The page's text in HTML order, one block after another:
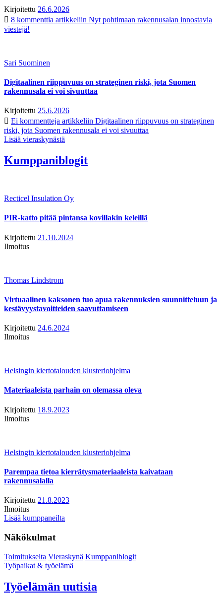
Kirjoitettu 26.6.2026
8 kommenttia artikkeliin Nyt pohtimaan rakennusalan innostavia
viestejä!
Sari Suominen
Digitaalinen riippuvuus on strateginen riski, jota Suomen
rakennusala ei voi sivuuttaa
Kirjoitettu 25.6.2026
Ei kommentteja artikkeliin Digitaalinen riippuvuus on strateginen
riski, jota Suomen rakennusala ei voi sivuuttaa
Lisää vieraskynästä
Kumppaniblogit
Recticel Insulation Oy
PIR-katto pitää pintansa kovillakin keleillä
Kirjoitettu 21.10.2024
Ilmoitus
Thomas Lindstrom
Virtuaalinen kaksonen tuo apua rakennuksien suunnitteluun ja
kestävyystavoitteiden saavuttamiseen
Kirjoitettu 24.6.2024
Ilmoitus
Helsingin kiertotalouden klusteriohjelma
Materiaaleista parhain on olemassa oleva
Kirjoitettu 18.9.2023
Ilmoitus
Helsingin kiertotalouden klusteriohjelma
Parempaa tietoa kierrätysmateriaaleista kaivataan
rakennusalalla
Kirjoitettu 21.8.2023
Ilmoitus
Lisää kumppaneilta
Näkökulmat
Toimitukselta Vieraskynä Kumppaniblogit
Työpaikat & työelämä
Työelämän uutisia